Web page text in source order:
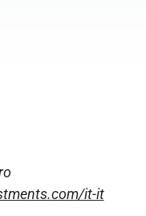
it-it